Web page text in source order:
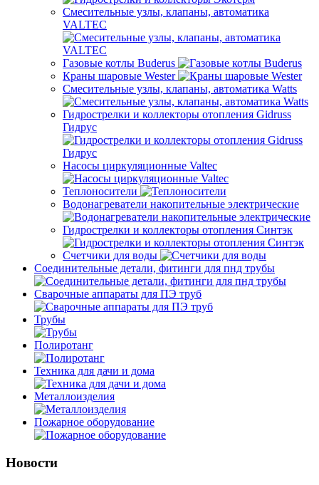
Смесительные узлы, клапаны, автоматика
VALTEC
Газовые котлы Buderus
Краны шаровые Wester
Смесительные узлы, клапаны, автоматика Watts
Гидрострелки и коллекторы отопления Gidruss
Гидрус
Насосы циркуляционные Valtec
Теплоносители
Водонагреватели накопительные электрические
Гидрострелки и коллекторы отопления Синтэк
Счетчики для воды
Соединительные детали, фитинги для пнд трубы
Сварочные аппараты для ПЭ труб
Трубы
Полиротанг
Техника для дачи и дома
Металлоизделия
Пожарное оборудование
Новости